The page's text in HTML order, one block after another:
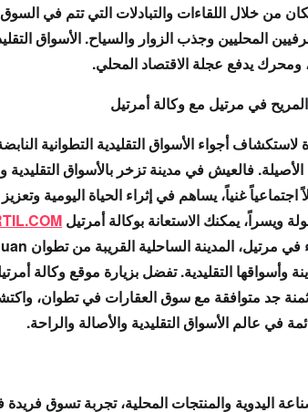
من خلال اللقاءات والتبادلات التي تتم في
المحليين وجذب الزوار والسياح. الأسواق
ومحرك يدفع عجلة الاقتصاد المحلي.
في مرتيل مع وكالة أمرتيل
لاستكشاف أجواء الأسواق التقليدية التطوانية
الأصيلة. فالعيش في مدينةتزخر بالأسواق التقليدية و
اجتماعياً غنياً، يساهم في إثراء الحياة اليومية و
ويسراً، يمكنك الاستعانة بوكالة أمرتيل
في مرتيل، المدينة الساحلية القريبة من تطوان tetouan والتي توفر
وأسواقها التقليدية. تفضل بزيارة موقع وكالة
،
في عالم الأسواق التقليدية والأصالة والراحة.
اليدوية والمنتجات المحلية، تجربة تسوق